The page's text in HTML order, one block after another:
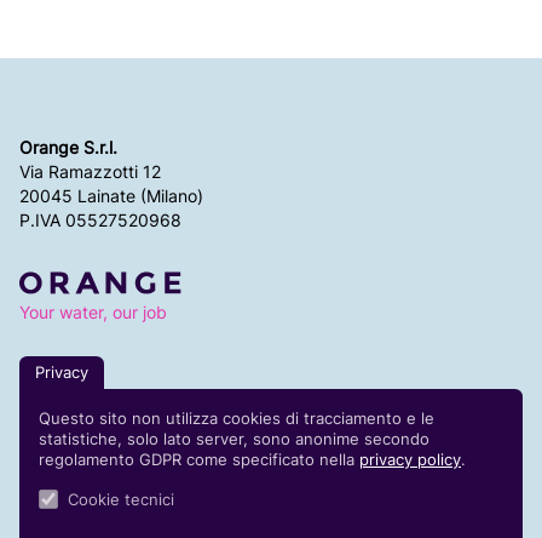
Orange S.r.l.
Via Ramazzotti 12
20045 Lainate (Milano)
P.IVA 05527520968
Your water, our job
Segnalazioni whistleblowing
Contatti
Privacy
Questo sito non utilizza cookies di tracciamento e le
statistiche, solo lato server, sono anonime secondo
regolamento GDPR come specificato nella privacy policy.
Cookie tecnici